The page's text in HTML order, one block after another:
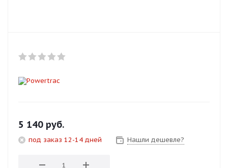
5 140 руб.
под заказ 12-14 дней Нашли дешевле?
Оплачивайте сегодня только
Оставшиеся 75
% будут